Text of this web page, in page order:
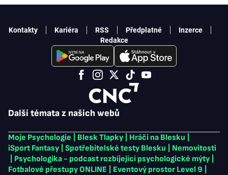
Další témata z našich webů
Moje Psychologie Blesk Tlapky Hráči na Blesku
iSport Fantasy
Spotřebitelské testy Blesku
Nemovitosti
Psychologika - podcast rozbíjející psychologické mýty
Fotbalové přestupy ONLINE
Eventový prostor Level 9
Kontakty Kariéra RSS Předplatné
Inzerce
Redakce